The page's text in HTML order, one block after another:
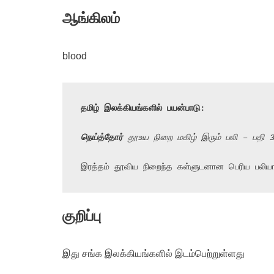
ஆங்கிலம்
blood
தமிழ் இலக்கியங்களில் பயன்பாடு:
நெய்த்தோர் தூஉய நிறை மகிழ் இரும் பலி – பதி
இரத்தம் தூவிய நிறைந்த கள்ளுடனான பெரிய
குறிப்பு
இது சங்க இலக்கியங்களில் இடம்பெற்றுள்ளது